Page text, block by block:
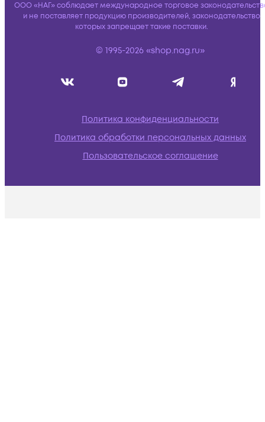
ООО «НАГ» соблюдает международное торговое
и не поставляет продукцию производителей, законодательство
которых запрещает такие поставки.
© 1995-2026 «shop.nag.ru»
Политика конфиденциальности
Политика обработки персональных данных
Пользовательское соглашение